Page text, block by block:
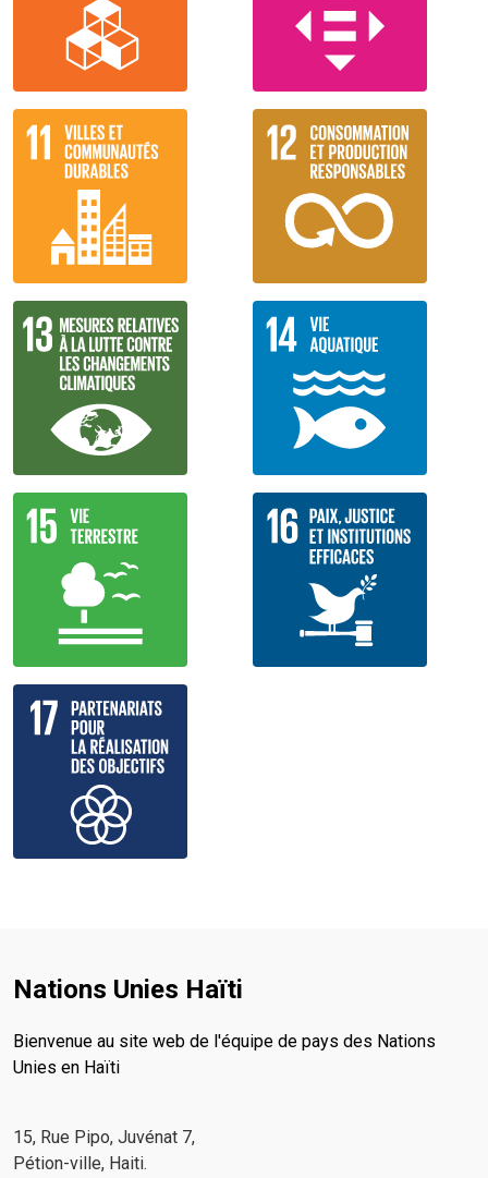
Nations Unies Haïti
Bienvenue au site web de l'équipe de pays des Nations
Unies en Haïti
15, Rue Pipo, Juvénat 7,
Pétion-ville, Haiti.